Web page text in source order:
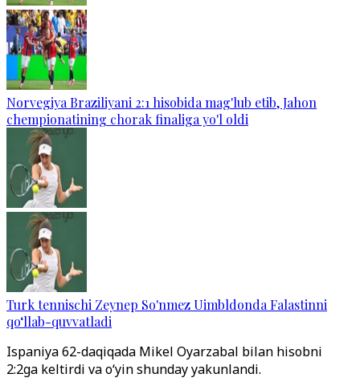
Norvegiya Braziliyani 2:1 hisobida mag'lub etib, Jahon
chempionatining chorak finaliga yo'l oldi
Turk tennischi Zeynep So'nmez Uimbldonda Falastinni
qo‘llab-quvvatladi
Ispaniya 62-daqiqada Mikel Oyarzabal bilan hisobni
2:2ga keltirdi va oʻyin shunday yakunlandi.